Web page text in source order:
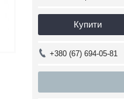
Купити
+380 (67) 694-05-81